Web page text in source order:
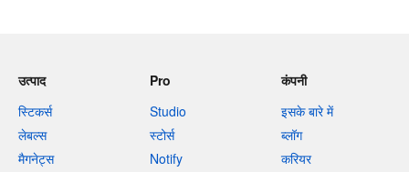
उत्पाद
स्टिकर्स
लेबल्स
मैगनेट्स
Pro
Studio
स्टोर्स
Notify
कंपनी
इसके बारे में
ब्लॉग
करियर